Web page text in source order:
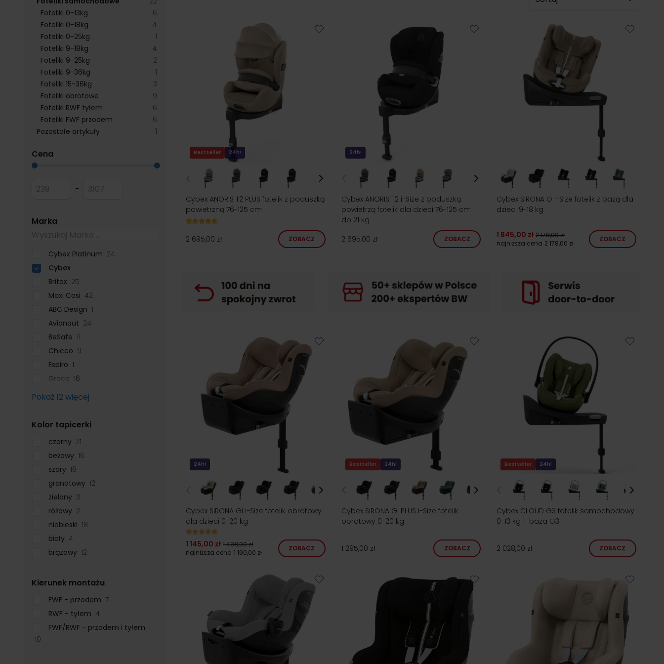
Foteliki 0-13kg
6
Foteliki 0-18kg
4
Foteliki 0-25kg
1
Foteliki 9-18kg
4
Foteliki 9-25kg
2products available
Foteliki 9-36kg
1
Foteliki 15-36kg
3
Foteliki obrotowe
9
Foteliki RWF tyłem
6
Foteliki FWF przodem
6
Pozostałe artykuły
1
Cena
Minimum value
- Maksymalna wartość
Marka
Cybex Platinum 24
Cybex
Britax 25
Maxi Cosi 42
ABC Design 1
Avionaut 24
BeSafe 11
Chicco 9
Espiro 1
Graco 16
Pokaż 12 więcej
Kolor tapicerki
czarny 21
beżowy 16
szary 18
granatowy 12
zielony 3
różowy 2
niebieski 18
biały 4
brązowy 12
Kierunek montażu
FWF - przodem 7
RWF - tyłem 4
FWF/RWF - przodem i tyłem
10
Bestseller 24h!
Cybex ANORIS T2 PLUS fotelik z poduszką
powietrzną 76-125 cm
2 695,00 zł ZOBACZ
24h!
Cybex ANORIS T2 i-Size z poduszką
powietrzą fotelik dla dzieci 76-125 cm
do 21 kg
2 695,00 zł
ZOBACZ
Cybex SIRONA G i-Size fotelik z bazą dla
dzieci 9-18 kg
1 845,00 zł 2 178,00 zł
najniższa cena 2 178,00 zł
ZOBACZ
24h!
Cybex SIRONA Gi i-Size fotelik obrotowy
dla dzieci 0-20 kg
1 145,00 zł 1 498,00 zł
najniższa cena 1 190,00 zł
ZOBACZ
Bestseller 24h!
Cybex SIRONA Gi PLUS i-Size fotelik
obrotowy 0-20 kg
1 295,00 zł ZOBACZ
Bestseller 24h!
Cybex CLOUD G3 fotelik samochodowy
0-13 kg + baza G3
2 028,00 zł ZOBACZ